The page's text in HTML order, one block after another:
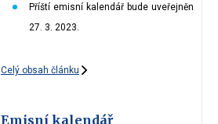
Příští emisní kalendář bude uveřejněn
27. 3. 2023.
Celý obsah článku
Emisní kalendář